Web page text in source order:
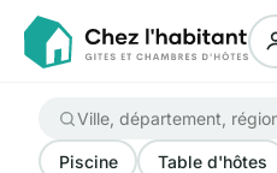
Piscine Table d'hôtes